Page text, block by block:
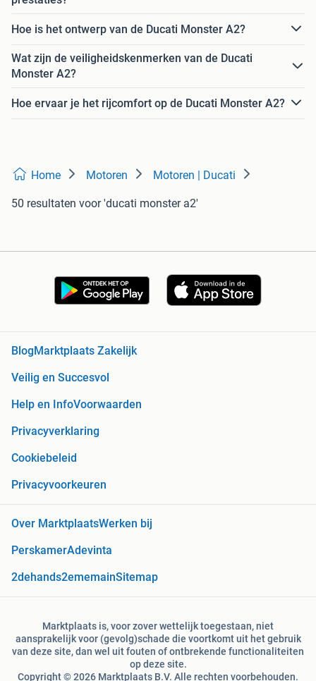
Hoe is het ontwerp van de Ducati Monster A2?
Wat zijn de veiligheidskenmerken van de Ducati
Monster A2?
Hoe ervaar je het rijcomfort op de Ducati Monster A2?
Home Motoren Motoren | Ducati
50 resultaten voor 'ducati monster a2'
Blog Marktplaats Zakelijk
Veilig en Succesvol
Help en InfoVoorwaarden
Privacyverklaring
Cookiebeleid
Privacyvoorkeuren
Over MarktplaatsWerken bij
PerskamerAdevinta
2dehands2ememainSitemap
Marktplaats is, voor zover wettelijk toegestaan, niet
aansprakelijk voor (gevolg)schade die voortkomt uit het gebruik
van deze site, dan wel uit fouten of ontbrekende functionaliteiten
op deze site.
Copyright © 2026 Marktplaats B.V. Alle rechten voorbehouden.